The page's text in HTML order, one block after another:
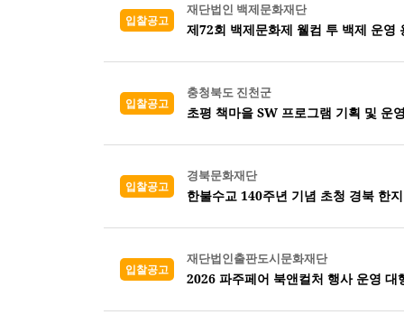
입찰공고
재단법인 백제문화재단
제72회 백제문화제 웰컴 투 백제 운영
입찰공고
충청북도 진천군
초평 책마을 SW 프로그램 기획 및 운
입찰공고
경북문화재단
한불수교 140주년 기념 초청 경북 한
입찰공고
재단법인출판도시문화재단
2026 파주페어 북앤컬처 행사 운영 대